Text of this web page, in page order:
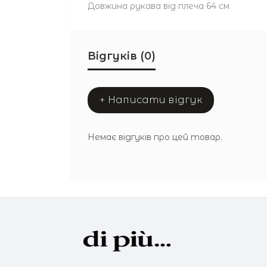
Довжина рукава від плеча 64 см
Відгуків (0)
+ Написати відгук
Немає відгуків про цей товар.